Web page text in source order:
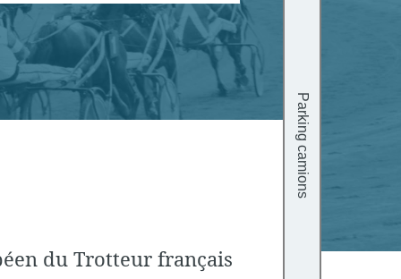
du Trotteur français
Parking camions